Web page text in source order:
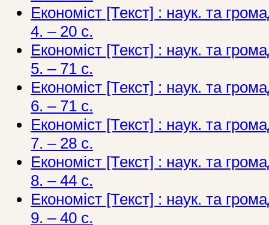
Економіст [Текст] : наук. та
4. – 20 с.
Економіст [Текст] : наук. та
5. – 71 с.
Економіст [Текст] : наук. та
6. – 71 с.
Економіст [Текст] : наук. та
7. – 28 с.
Економіст [Текст] : наук. та
8. – 44 с.
Економіст [Текст] : наук. та
9. – 40 с.